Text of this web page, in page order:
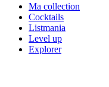
Ma collection
Cocktails
Listmania
Level up
Explorer